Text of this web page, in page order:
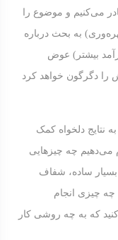
می‌کنیم و موضوع را
به بحث درباره
بیشتر) عوض
را دگرگون خواهد کرد
نتایج دلخواه کمک
می‌دهیم چه چیزهایی
ساده، شفاف
چه چیزی انجام
که به چه روشی کار